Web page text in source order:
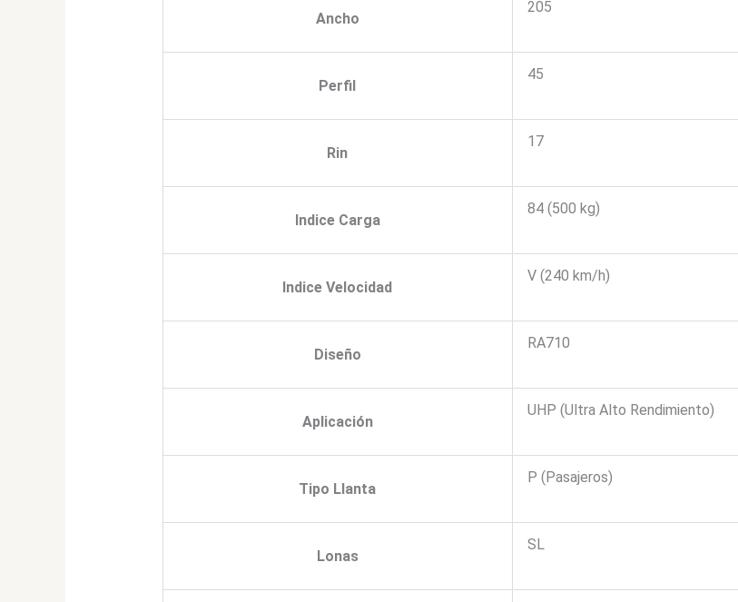
Ancho
205
Perfil
45
Rin
17
Indice Carga
84 (500 kg)
Indice Velocidad
V (240 km/h)
Diseño
RA710
Aplicación
UHP (Ultra Alto Rendimiento)
Tipo Llanta
P (Pasajeros)
Lonas
SL